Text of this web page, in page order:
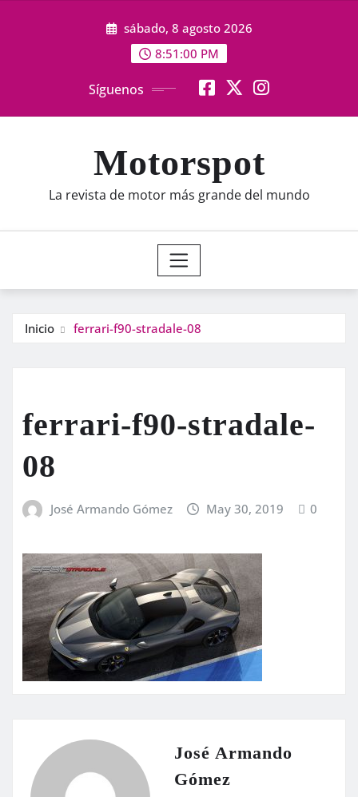
sábado, 8 agosto 2026
8:51:01 PM
Síguenos
Motorspot
La revista de motor más grande del mundo
Inicio ferrari-f90-stradale-08
ferrari-f90-stradale-
08
José Armando Gómez May 30, 2019 0
José Armando
Gómez